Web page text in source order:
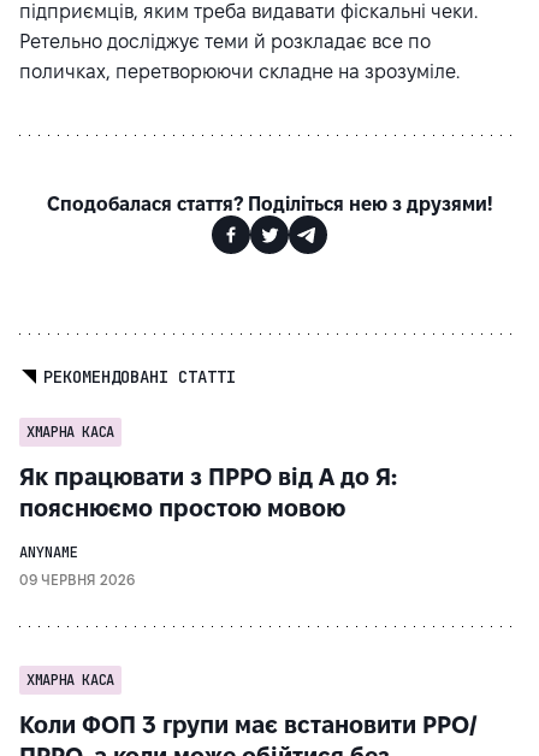
підприємців, яким треба видавати фіскальні чеки.
Ретельно досліджує теми й розкладає все по
поличках, перетворюючи складне на зрозуміле.
Сподобалася стаття? Поділіться нею з друзями!
РЕКОМЕНДОВАНІ СТАТТІ
ХМАРНА КАСА
Як працювати з ПРРО від А до Я:
пояснюємо простою мовою
ANYNAME
09 ЧЕРВНЯ 2026
ХМАРНА КАСА
Коли ФОП 3 групи має встановити РРО/